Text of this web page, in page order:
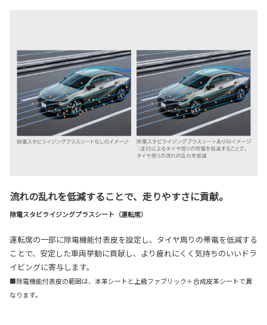
流れの乱れを低減することで、走りやすさに貢献。
除電スタビライジングプラスシート（運転席）
運転席の一部に除電機能付表皮を設定し、タイヤ周りの帯電を低減する
ことで、安定した車両挙動に貢献し、より疲れにくく気持ちのいいドラ
イビングに寄与します。
■除電機能付表皮の範囲は、本革シートと上級ファブリック＋合成皮革シートで異
なります。